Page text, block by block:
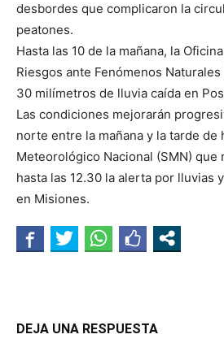
desbordes que complicaron la
peatones.
Hasta las 10 de la mañana, la
Riesgos ante Fenómenos
30 milímetros de lluvia caída en
Las condiciones mejorarán
norte entre la mañana y la tarde de
Meteorológico Nacional (SMN) que
hasta las 12.30 la alerta por lluvias
en Misiones.
DEJA UNA RESPUESTA